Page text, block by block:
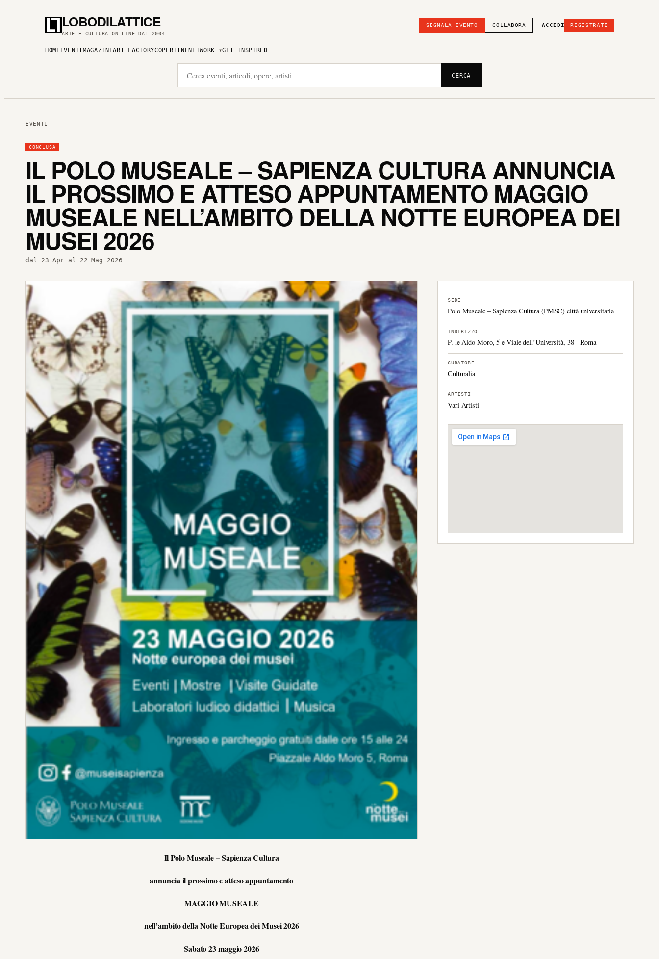
LOBODILATTICE
ARTE E CULTURA ON LINE DAL 2004
SEGNALA EVENTO COLLABORA ACCEDI REGISTRATI
HOME EVENTI MAGAZINEART FACTORYCOPERTINENETWORK GET INSPIRED
CERCA
EVENTI
CONCLUSA
IL POLO MUSEALE – SAPIENZA CULTURA ANNUNCIA
IL PROSSIMO E ATTESO APPUNTAMENTO MAGGIO
MUSEALE NELL’AMBITO DELLA NOTTE EUROPEA DEI
MUSEI 2026
dal 23 Apr al 22 Mag 2026
Il Polo Museale – Sapienza Cultura
annuncia il prossimo e atteso appuntamento
MAGGIO MUSEALE
nell’ambito della Notte Europea dei Musei 2026
Sabato 23 maggio 2026
SEDE
Polo Museale – Sapienza Cultura (PMSC) città universitaria
INDIRIZZO
P. le Aldo Moro, 5 e Viale dell’Università, 38 - Roma
CURATORE
Culturalia
ARTISTI
Vari Artisti